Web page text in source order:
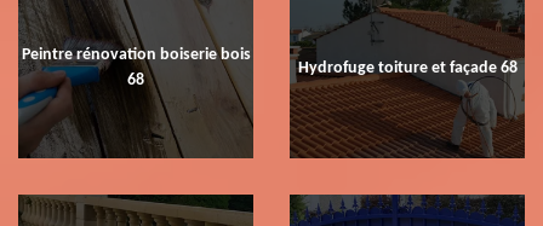
Peintre rénovation boiserie bois
68
Hydrofuge toiture et façade 68